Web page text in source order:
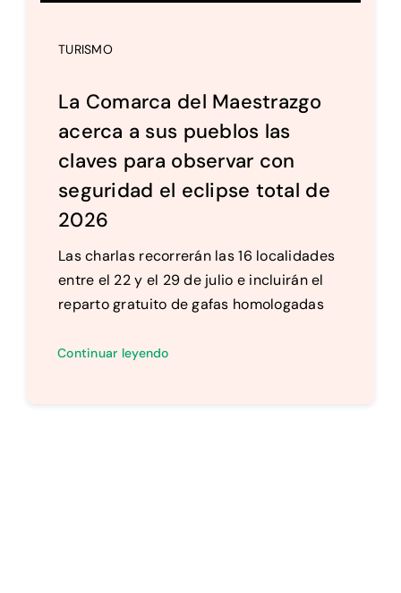
TURISMO
La Comarca del Maestrazgo
acerca a sus pueblos las
claves para observar con
seguridad el eclipse total de
2026
Las charlas recorrerán las 16 localidades
entre el 22 y el 29 de julio e incluirán el
reparto gratuito de gafas homologadas
Continuar leyendo